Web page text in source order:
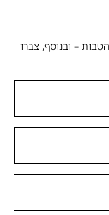
– ובנוסף, צברו